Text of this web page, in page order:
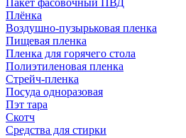
Пакет фасовочный ПВД
Плёнка
Воздушно-пузырьковая пленка
Пищевая пленка
Пленка для горячего стола
Полиэтиленовая пленка
Стрейч-пленка
Посуда одноразовая
Пэт тара
Скотч
Средства для стирки